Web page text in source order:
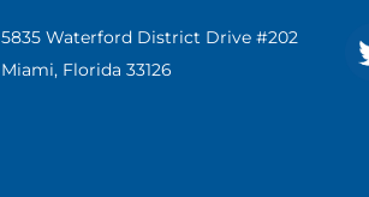
5835 Waterford District Drive #202
Miami, Florida 33126